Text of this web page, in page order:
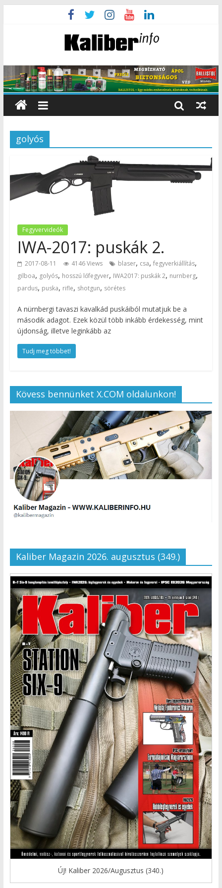
golyós
Fegyvervideók
IWA-2017: puskák 2.
2017-08-11 4146 Views blaser, csa, fegyverkiállítás,
gilboa, golyós, hosszú lőfegyver, IWA2017: puskák 2, nurnberg,
pardus, puska, rifle, shotgun, sörétes
A nürnbergi tavaszi kavalkád puskáiból mutatjuk be a
második adagot. Ezek közül több inkább érdekesség, mint
újdonság, illetve leginkább az
Tudj meg többet!
Kövess bennünket X.COM oldalunkon!
Kaliber Magazin 2026. augusztus (349.)
ÚJ! Kaliber 2026/Augusztus (340.)